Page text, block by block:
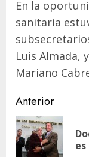
En la
sanitaria
Luis Almada,
Mariano
de
entradas
Anterior
es